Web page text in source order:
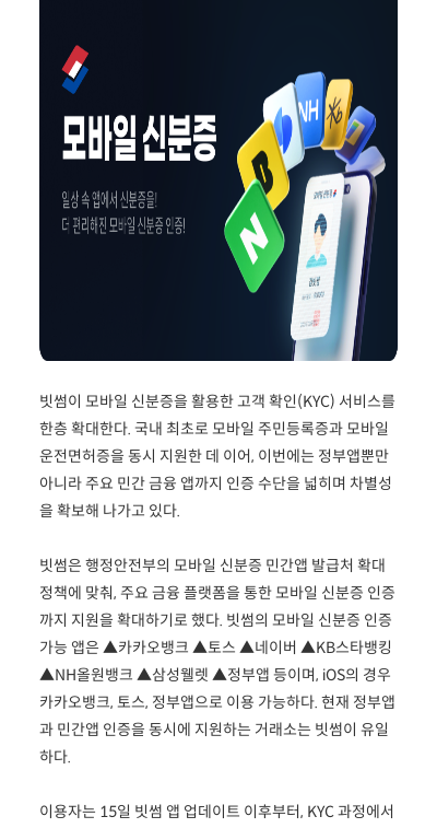
빗썸이 모바일 신분증을 활용한 고객 확인(KYC) 서비스를
한층 확대한다. 국내 최초로 모바일 주민등록증과 모바일
운전면허증을 동시 지원한 데 이어, 이번에는 정부앱뿐만
아니라 주요 민간 금융 앱까지 인증 수단을 넓히며 차별성
을 확보해 나가고 있다.
빗썸은 행정안전부의 모바일 신분증 민간앱 발급처 확대
정책에 맞춰, 주요 금융 플랫폼을 통한 모바일 신분증 인증
까지 지원을 확대하기로 했다. 빗썸의 모바일 신분증 인증
가능 앱은 ▲카카오뱅크 ▲토스 ▲네이버 ▲KB스타뱅킹
▲NH올원뱅크 ▲삼성웰렛 ▲정부앱 등이며, iOS의 경우
카카오뱅크, 토스, 정부앱으로 이용 가능하다. 현재 정부앱
과 민간앱 인증을 동시에 지원하는 거래소는 빗썸이 유일
하다.
이용자는 15일 빗썸 앱 업데이트 이후부터, KYC 과정에서